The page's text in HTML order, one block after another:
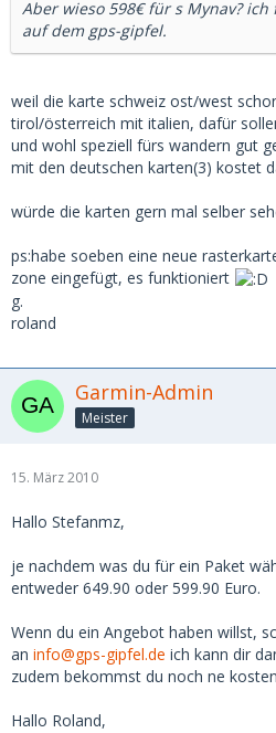
Aber wieso 598€ für s Mynav?
auf dem gps-gipfel.
weil die karte schweiz ost/west
tirol/österreich mit italien, dafür
und wohl speziell fürs wandern gut
mit den deutschen karten(3) kostet
würde die karten gern mal selber
ps:habe soeben eine neue
zone eingefügt, es funktioniert
g.
roland
Garmin-Admin
Meister
15. März 2010
Hallo Stefanmz,
je nachdem was du für ein Paket
entweder 649.90 oder 599.90 Euro.
Wenn du ein Angebot haben willst,
an info@gps-gipfel.de ich kann dir
zudem bekommst du noch ne
Hallo Roland,